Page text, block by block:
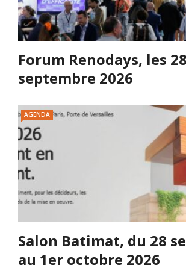
Forum Renodays, les
septembre 2026
AGENDA
Salon Batimat, du 28
au 1er octobre 2026